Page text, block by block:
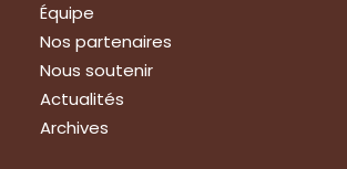
Équipe
Nos partenaires
Nous soutenir
Actualités
Archives